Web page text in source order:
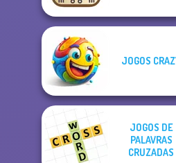
JOGOS
JOGOS DE
PALAVRAS
CRUZADAS